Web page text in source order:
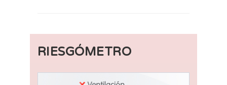
RIESGÓMETRO